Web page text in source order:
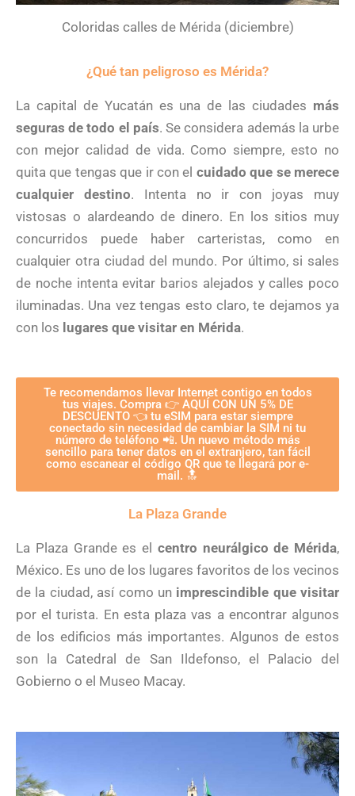
Coloridas calles de Mérida (diciembre)
¿Qué tan peligroso es Mérida?
La capital de Yucatán es una de las ciudades más
seguras de todo el país. Se considera además la urbe
con mejor calidad de vida. Como siempre, esto no
quita que tengas que ir con el cuidado que se merece
cualquier destino. Intenta no ir con joyas muy
vistosas o alardeando de dinero. En los sitios muy
concurridos puede haber carteristas, como en
cualquier otra ciudad del mundo. Por último, si sales
de noche intenta evitar barios alejados y calles poco
iluminadas. Una vez tengas esto claro, te dejamos ya
con los lugares que visitar en Mérida.
Te recomendamos llevar Internet contigo en todos
tus viajes. Compra 👉 AQUÍ CON UN 5% DE
DESCUENTO 👈 tu eSIM para estar siempre
conectado sin necesidad de cambiar la SIM ni tu
número de teléfono 📲. Un nuevo método más
sencillo para tener datos en el extranjero, tan fácil
como escanear el código QR que te llegará por e-
mail. 🔝
La Plaza Grande
La Plaza Grande es el centro neurálgico de Mérida,
México. Es uno de los lugares favoritos de los vecinos
de la ciudad, así como un imprescindible que visitar
por el turista. En esta plaza vas a encontrar algunos
de los edificios más importantes. Algunos de estos
son la Catedral de San Ildefonso, el Palacio del
Gobierno o el Museo Macay.